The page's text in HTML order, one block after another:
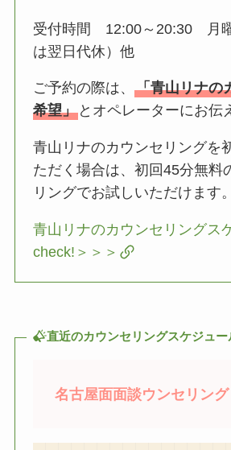
受付時間 12:00～20:30 月
は翌日代休）他
ご予約の際は、「青山リナの
希望」 とオペレーターにお伝
青山リナのカウンセリングを
ただく場合は、初回45分無料
リングでお試しいただけます。
青山リナのカウンセリングス
check!＞＞＞
直近のカウンセリングスケジュー
名古屋面面談ウンセリング